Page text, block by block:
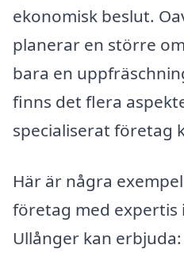
ekonomisk beslut.
planerar en större
bara en
finns det flera
specialiserat företag
Här är några
företag med expertis
Ullånger kan erbjuda: